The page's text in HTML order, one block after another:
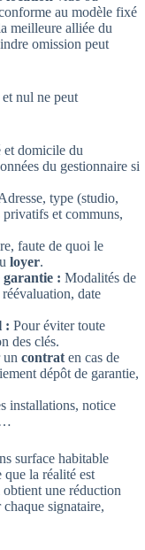
au modèle fixé
meilleure alliée du
omission peut
nul ne peut
et domicile du
du gestionnaire si
type (studio,
et communs,
faute de quoi le
loyer.
garantie : Modalités de
date
: Pour éviter toute
des clés.
un contrat en cas de
dépôt de garantie,
installations, notice
surface habitable
la réalité est
une réduction
signataire,